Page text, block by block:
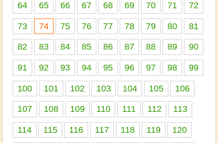
64 65 66 67 68 69 70 71 72
73 74 75 76 77 78 79 80 81
82 83 84 85 86 87 88 89 90
91 92 93 94 95 96 97 98 99
100 101 102 103 104 105 106
107 108 109 110 111 112 113
114 115 116 117 118 119 120